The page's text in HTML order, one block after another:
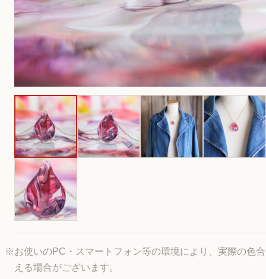
※お使いのPC・スマートフォン等の環境により、実際の色
える場合がございます。